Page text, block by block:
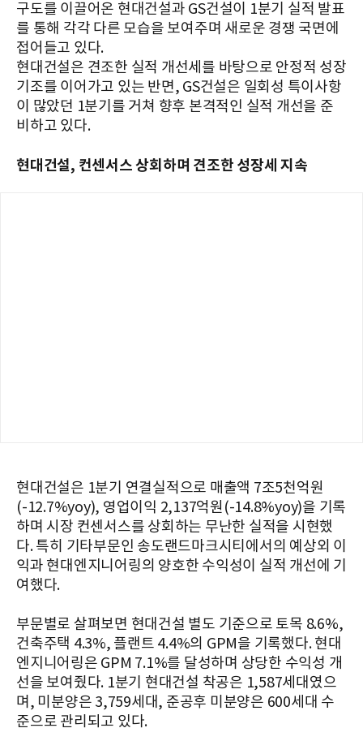
구도를 이끌어온 현대건설과 GS건설이 1분기 실적 발표
를 통해 각각 다른 모습을 보여주며 새로운 경쟁 국면에
접어들고 있다.
현대건설은 견조한 실적 개선세를 바탕으로 안정적 성장
기조를 이어가고 있는 반면, GS건설은 일회성 특이사항
이 많았던 1분기를 거쳐 향후 본격적인 실적 개선을 준
비하고 있다.
현대건설, 컨센서스 상회하며 견조한 성장세 지속
현대건설은 1분기 연결실적으로 매출액 7조5천억원
(-12.7%yoy), 영업이익 2,137억원(-14.8%yoy)을 기록
하며 시장 컨센서스를 상회하는 무난한 실적을 시현했
다. 특히 기타부문인 송도랜드마크시티에서의 예상외 이
익과 현대엔지니어링의 양호한 수익성이 실적 개선에 기
여했다.
부문별로 살펴보면 현대건설 별도 기준으로 토목 8.6%,
건축주택 4.3%, 플랜트 4.4%의 GPM을 기록했다. 현대
엔지니어링은 GPM 7.1%를 달성하며 상당한 수익성 개
선을 보여줬다. 1분기 현대건설 착공은 1,587세대였으
며, 미분양은 3,759세대, 준공후 미분양은 600세대 수
준으로 관리되고 있다.